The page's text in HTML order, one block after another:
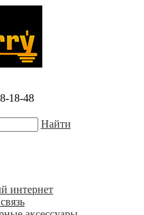
18-48
Найти
интернет